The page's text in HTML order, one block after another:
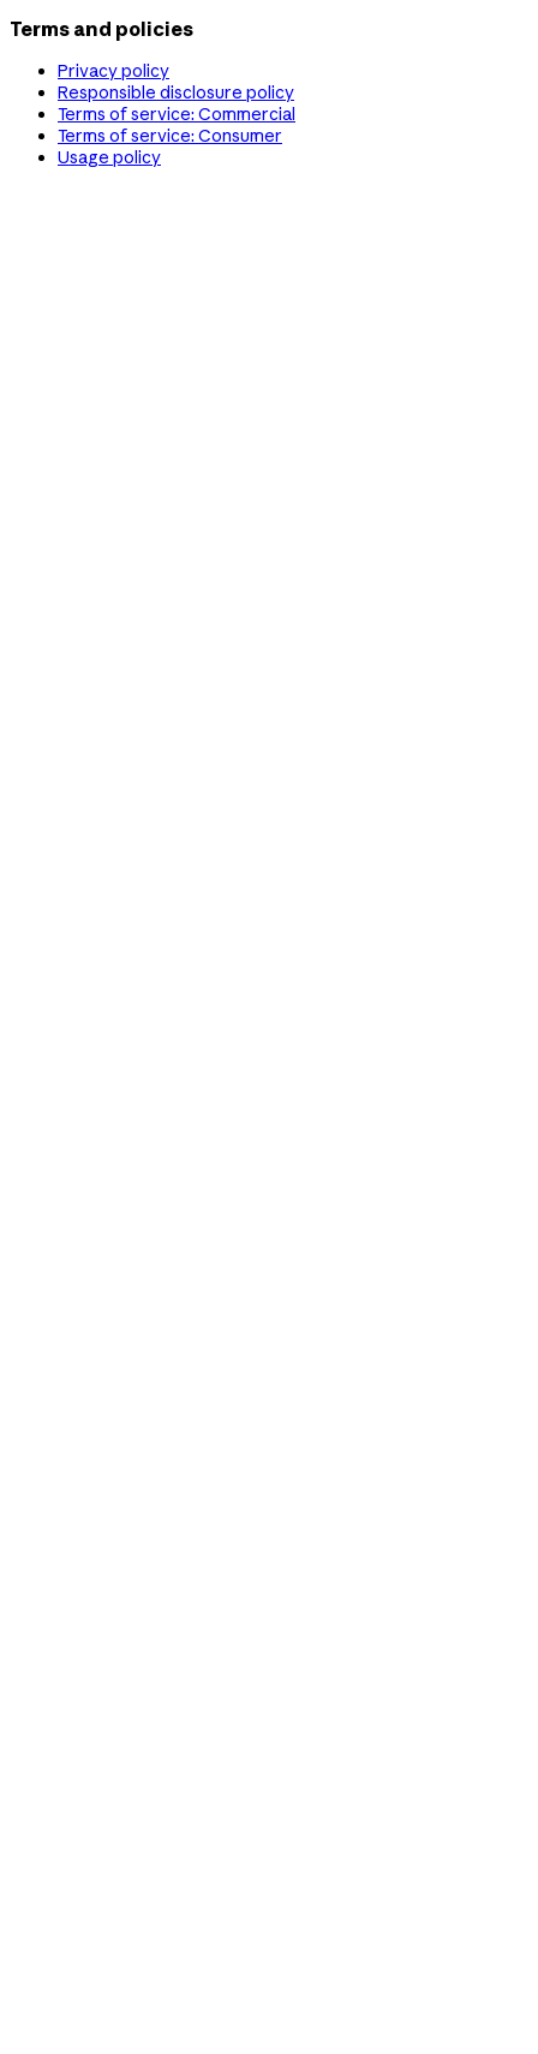
Terms and policies
Privacy policy
Responsible disclosure policy
Terms of service: Commercial
Terms of service: Consumer
Usage policy